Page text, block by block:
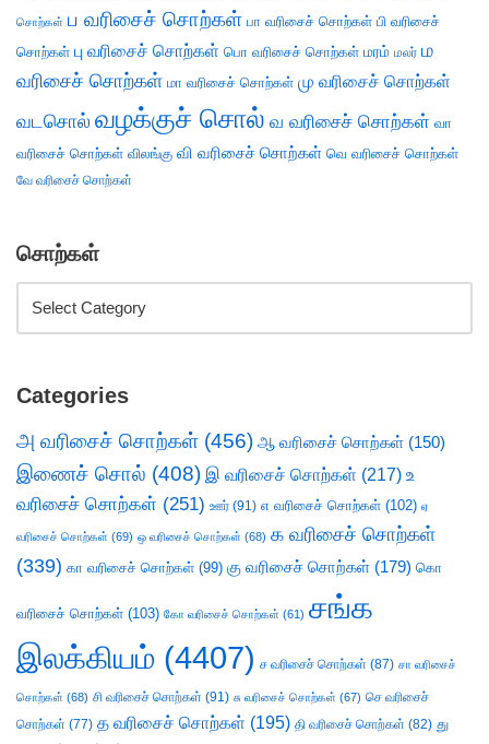
சொற்கள் ப வரிசைச் சொற்கள் பா வரிசைச் சொற்கள் பி வரிசைச்
சொற்கள் பு வரிசைச் சொற்கள் பொ வரிசைச் சொற்கள் மரம் மலர் ம
வரிசைச் சொற்கள் மா வரிசைச் சொற்கள் மு வரிசைச் சொற்கள்
வடசொல் வழக்குச் சொல் வ வரிசைச் சொற்கள் வா
வரிசைச் சொற்கள் விலங்கு வி வரிசைச் சொற்கள் வெ வரிசைச் சொற்கள்
வே வரிசைச் சொற்கள்
சொற்கள்
Categories
அ வரிசைச் சொற்கள் (456) ஆ வரிசைச் சொற்கள் (150)
இணைச் சொல் (408) இ வரிசைச் சொற்கள் (217) உ
வரிசைச் சொற்கள் (251) ஊர் (91) எ வரிசைச் சொற்கள் (102) ஏ
வரிசைச் சொற்கள் (69) ஒ வரிசைச் சொற்கள் (68) க வரிசைச் சொற்கள்
(339) கா வரிசைச் சொற்கள் (99) கு வரிசைச் சொற்கள் (179) கொ
வரிசைச் சொற்கள் (103) கோ வரிசைச் சொற்கள் (61) சங்க
இலக்கியம் (4407) ச வரிசைச் சொற்கள் (87) சா வரிசைச்
சொற்கள் (68) சி வரிசைச் சொற்கள் (91) சு வரிசைச் சொற்கள் (67) செ வரிசைச்
சொற்கள் (77) த வரிசைச் சொற்கள் (195) தி வரிசைச் சொற்கள் (82) து